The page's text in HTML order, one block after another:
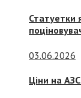
Статуетки
03.06.2026
Ціни на